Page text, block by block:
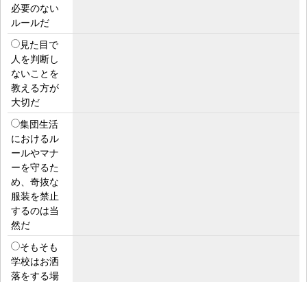
必要のない
ルールだ
見た目で
人を判断し
ないことを
教える方が
大切だ
集団生活
におけるル
ールやマナ
ーを守るた
め、奇抜な
服装を禁止
するのは当
然だ
そもそも
学校はお洒
落をする場